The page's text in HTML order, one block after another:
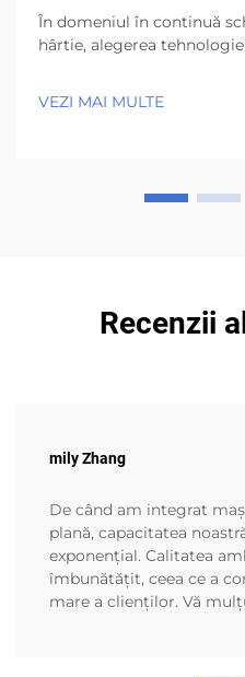
În domeniul în continuă
hârtie, alegerea
Imprimarea flexografică,
VEZI MAI MULTE
Recenzii
mily Zhang
De când am integrat
plană, capacitatea
exponențial. Calitatea
îmbunătățit, ceea ce a
mare a clienților. Vă